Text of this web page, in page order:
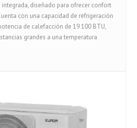
diseñado para ofrecer confort
con una capacidad de refrigeración
de calefacción de 19 100 BTU,
grandes a una temperatura